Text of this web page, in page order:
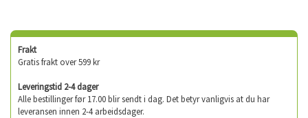
Frakt
Gratis frakt over 599 kr
Leveringstid 2-4 dager
Alle bestillinger før 17.00 blir sendt i dag. Det betyr vanligvis at du har
leveransen innen 2-4 arbeidsdager.